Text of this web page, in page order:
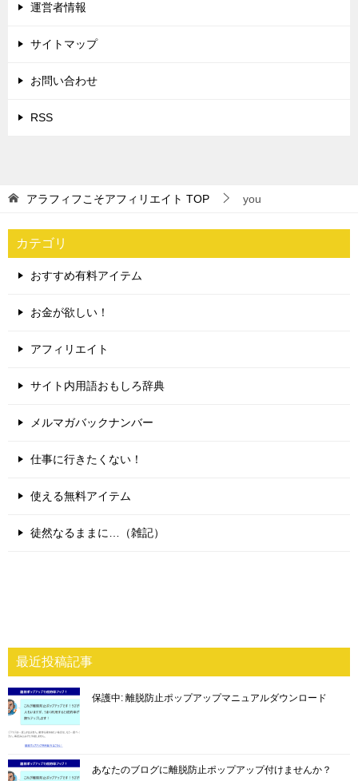
運営者情報
サイトマップ
お問い合わせ
RSS
アラフィフこそアフィリエイト TOP you
カテゴリ
おすすめ有料アイテム
お金が欲しい！
アフィリエイト
サイト内用語おもしろ辞典
メルマガバックナンバー
仕事に行きたくない！
使える無料アイテム
徒然なるままに…（雑記）
最近投稿記事
保護中: 離脱防止ポップアップマニュアルダウンロード
あなたのブログに離脱防止ポップアップ付けませんか？